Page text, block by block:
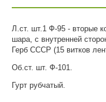
Л.ст. шт.1 Ф-95 - вторые
шара, с внутренней
Герб СССР (15 витков
Об.ст. шт. Ф-101.
Гурт рубчатый.